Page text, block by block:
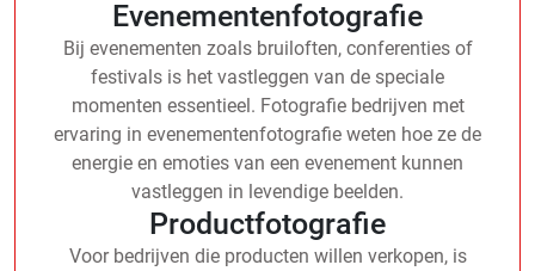
Evenementenfotografie
Bij evenementen zoals bruiloften, conferenties of
festivals is het vastleggen van de speciale
momenten essentieel. Fotografie bedrijven met
ervaring in evenementenfotografie weten hoe ze de
energie en emoties van een evenement kunnen
vastleggen in levendige beelden.
Productfotografie
Voor bedrijven die producten willen verkopen, is